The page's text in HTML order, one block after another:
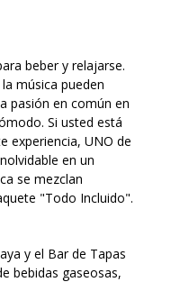
beber y relajarse.
música pueden
pasión en común en
Si usted está
experiencia, UNO de
en un
se mezclan
"Todo Incluido".
y el Bar de Tapas
bebidas gaseosas,